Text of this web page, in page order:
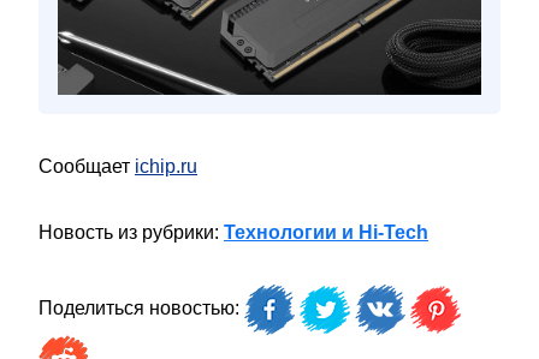
Сообщает ichip.ru
Новость из рубрики: Технологии и Hi-Tech
Поделиться новостью: